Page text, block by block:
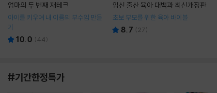
엄마의 두 번째 재테크
아이를 키우며 내 이름의 부수입 만들
기
10.0 (44)
임신 출산 육아 대백과 최신개정판
초보 부모를 위한 육아 바이블
8.7 ( 27)
#기간한정특가